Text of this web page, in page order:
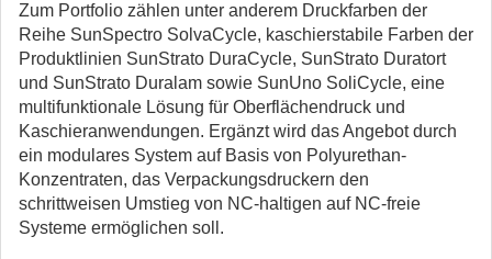
Zum Portfolio zählen unter anderem Druckfarben der
Reihe SunSpectro SolvaCycle, kaschierstabile Farben der
Produktlinien SunStrato DuraCycle, SunStrato Duratort
und SunStrato Duralam sowie SunUno SoliCycle, eine
multifunktionale Lösung für Oberflächendruck und
Kaschieranwendungen. Ergänzt wird das Angebot durch
ein modulares System auf Basis von Polyurethan-
Konzentraten, das Verpackungsdruckern den
schrittweisen Umstieg von NC-haltigen auf NC-freie
Systeme ermöglichen soll.